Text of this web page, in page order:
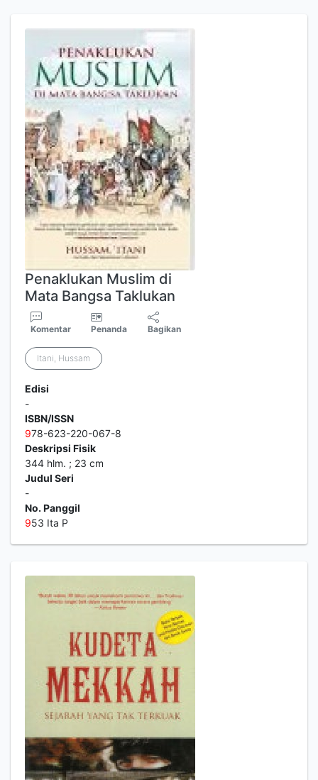
Penaklukan Muslim di
Mata Bangsa Taklukan
Komentar Penanda Bagikan
Itani, Hussam
Edisi
-
ISBN/ISSN
978-623-220-067-8
Deskripsi Fisik
344 hlm. ; 23 cm
Judul Seri
-
No. Panggil
953 Ita P